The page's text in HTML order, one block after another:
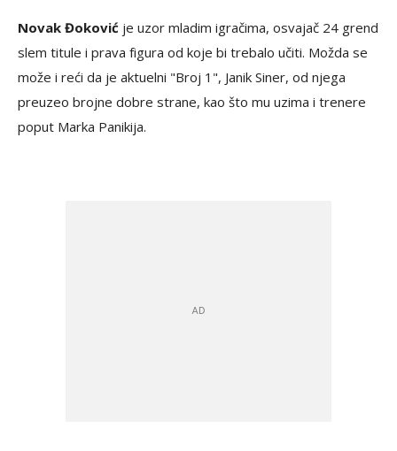
Novak Đoković je uzor mladim igračima, osvajač 24 grend
slem titule i prava figura od koje bi trebalo učiti. Možda se
može i reći da je aktuelni "Broj 1", Janik Siner, od njega
preuzeo brojne dobre strane, kao što mu uzima i trenere
poput Marka Panikija.